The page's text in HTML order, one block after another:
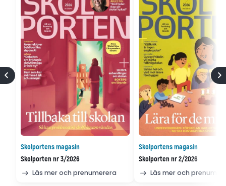
Skolportens magasin
Skolporten nr 3/2026
Läs mer och prenumerera
Skolportens magasin
Skolporten nr 2/2026
Läs mer och